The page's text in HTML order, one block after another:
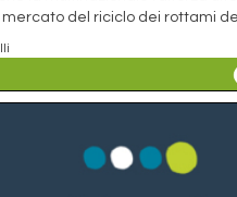
mercato del riciclo dei rottami